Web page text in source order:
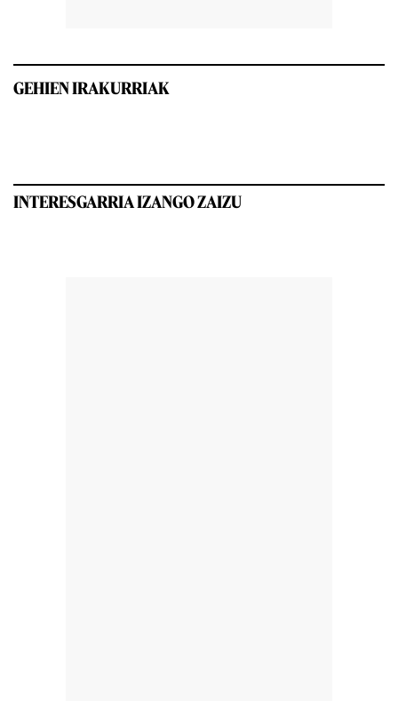
GEHIEN IRAKURRIAK
INTERESGARRIA IZANGO ZAIZU